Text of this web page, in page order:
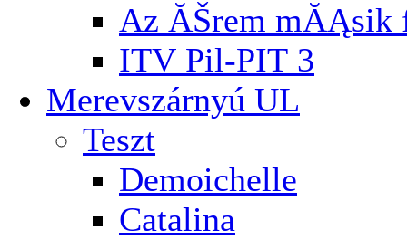
Az ĂŠrem mĂĄsik
ITV Pil-PIT 3
Merevszárnyú UL
Teszt
Demoichelle
Catalina